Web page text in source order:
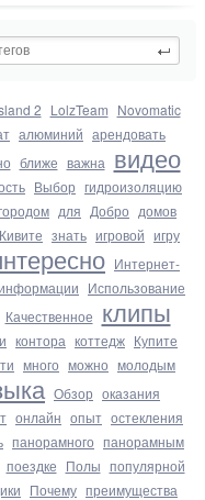
2 LolzTeam Novomatic
алюминий арендовать
ближе важна видео
Выбор гидроизоляцию
для Добро домов
знать игровой игру
Интернет-
Использование
Качественное клипы
контора коттедж Купите
много можно молодым
Обзор оказания
онлайн опыт остекления
панорамного панорамным
поездке Полы популярной
Почему преимущества